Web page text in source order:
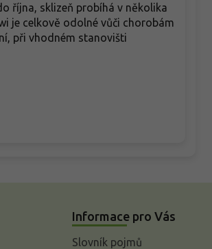
října, sklizeň probíhá v několika
je celkově odolné vůči chorobám
při vhodném stanovišti
Informace pro Vás
Slovník pojmů